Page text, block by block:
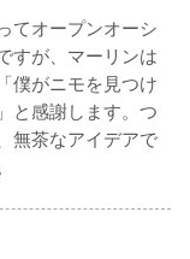
てオープンオーシ
すが、マーリンは
僕がニモを見つけ
と感謝します。つ
無茶なアイデアで